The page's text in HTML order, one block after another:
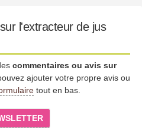
l'extracteur de jus
commentaires ou avis sur
ajouter votre propre avis ou
tout en bas.